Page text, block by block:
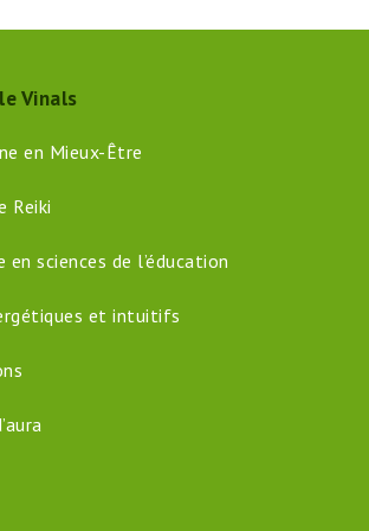
Vinals
en Mieux-Être
Reiki
en sciences de l’éducation
et intuitifs